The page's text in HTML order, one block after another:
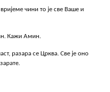
чини то је све Ваше и
Кажи Амин.
разара се Црква. Све је оно